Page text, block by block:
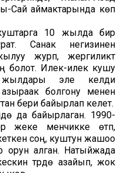
Сай аймактарында көп
10 жылда бир
Санак негизинен
журүп, жергиликтүү
болот. Илек-илек кушу
жылдары эле келди
болгону менен
бери байырлап келет.
да байырлаган. 1990-
жеке менчикке өтүп,
соң, куштун жашоо
орун алган. Натыйжада
түрдө азайып, жок